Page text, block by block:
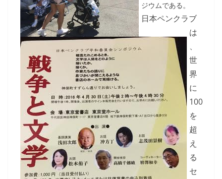
ジウムである。
日本ペンクラブ
は
、
世
界
に
100
を
超
え
る
セ